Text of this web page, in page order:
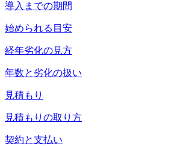
導入までの期間
始められる目安
経年劣化の見方
年数と劣化の扱い
見積もり
見積もりの取り方
契約と支払い